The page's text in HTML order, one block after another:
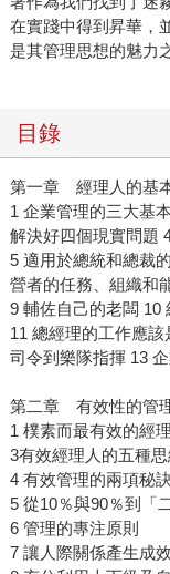
在實踐中得到昇華，
是其管理思想的魅力
目錄
第一章 經理人的基
1 企業管理的三大基
解決好四個現實問題
5 適用於總統和總裁
營者的任務、組織和
9 輔佐自己的老闆 10
11 總經理的工作應
司令到樂隊指揮 13
第二章 有效性的管
1 樸素而最有效的經
3有效經理人的五種
4 有效管理的兩項秘
5 從10％與90％到「
6 管理的專注原則
7 讓人際關係產生成效